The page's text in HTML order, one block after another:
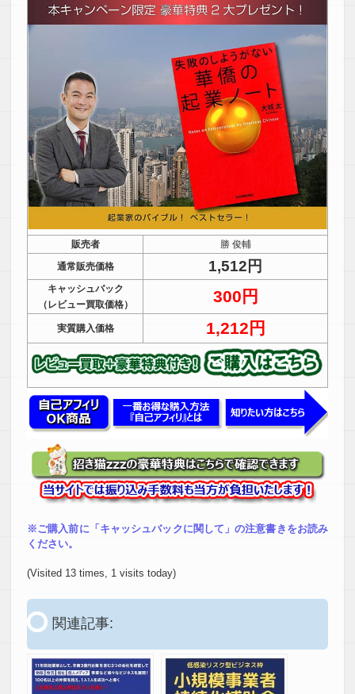
販売者
勝 俊輔
通常販売価格
1,512円
キャッシュバック
（レビュー買取価格）
300円
実質購入価格 1,212円
※ご購入前に「キャッシュバックに関して」の注意書きをお読み
ください。
(Visited 13 times, 1 visits today)
関連記事: